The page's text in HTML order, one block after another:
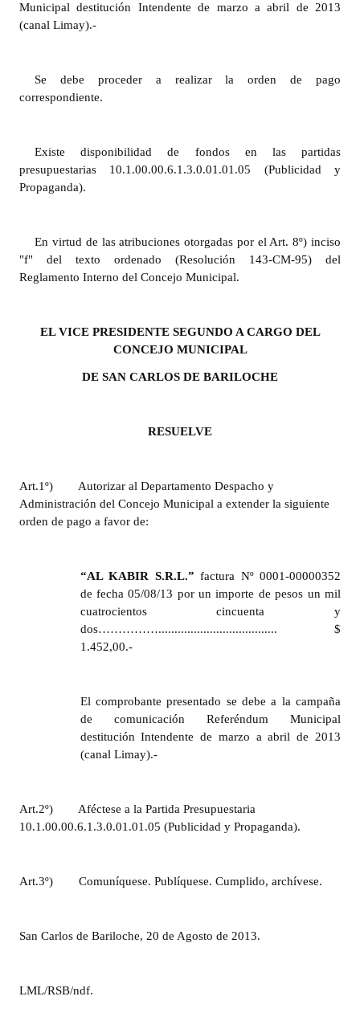
Resoluciones
INSTITUCIONAL
Noticias Destacadas
Registros y Distinciones
Premio al Mérito - Registro
Audiencias Públicas - Registro
Periodistas Decanos - Registro
Ciudadano Ilustre - Registro
Reconocimientos - Registro
Entrega de distinciones
REFORMA DE LA CARTA ORGÁNICA
Municipal destitución Intendente de marzo a abril de 2013
(canal Limay).-
Se debe proceder a realizar la orden de pago
correspondiente.
Existe disponibilidad de fondos en las partidas
presupuestarias 10.1.00.00.6.1.3.0.01.01.05 (Publicidad y
Propaganda).
En virtud de las atribuciones otorgadas por el Art. 8º) inciso
"f" del texto ordenado (Resolución 143-CM-95) del
Reglamento Interno del Concejo Municipal.
EL VICE PRESIDENTE SEGUNDO A CARGO DEL
CONCEJO MUNICIPAL
DE SAN CARLOS DE BARILOCHE
RESUELVE
Art.1º)
Autorizar al Departamento Despacho y
Administración del Concejo Municipal a extender la siguiente
orden de pago a favor de:
“AL KABIR S.R.L.”factura Nº 0001-00000352
de fecha 05/08/13 porun importe de pesos un mil
cuatrocientos cincuenta y
dos……………..................................... $
1.452,00.-
El comprobante presentado se debe a la campaña
de comunicación Referéndum Municipal
destitución Intendente de marzo a abril de 2013
(canal Limay).-
Art.2º)
Aféctese a la Partida Presupuestaria
10.1.00.00.6.1.3.0.01.01.05 (Publicidad y Propaganda).
Art.3º) Comuníquese. Publíquese. Cumplido, archívese.
San Carlos de Bariloche, 20 de Agosto de 2013.
LML/RSB/ndf.